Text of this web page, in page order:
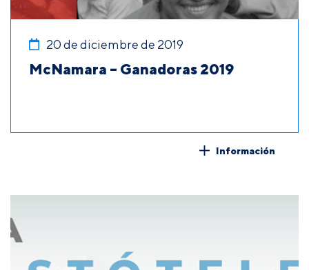
20 de diciembre de 2019
McNamara – Ganadoras 2019
Información